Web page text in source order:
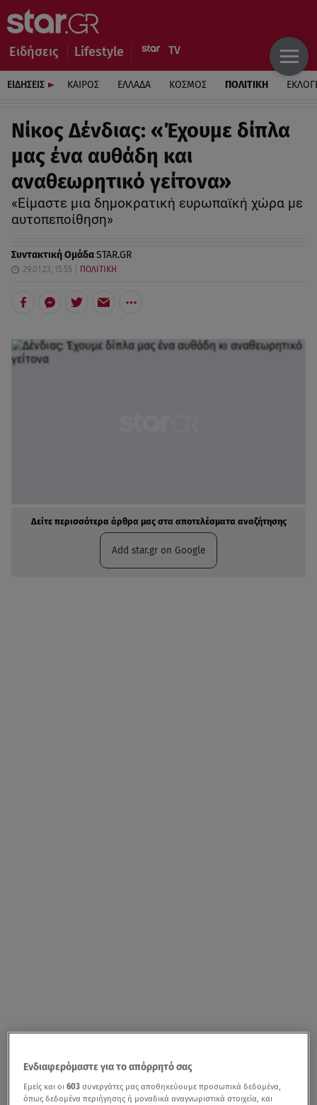
Ειδήσεις Lifestyle
ΕΙΔΗΣΕΙΣ ΚΑΙΡΟΣ ΕΛΛΑΔΑ ΚΟΣΜΟΣ ΠΟΛΙΤΙΚΗ
Νίκος Δένδιας: «Έχουμε δίπλα
μας ένα αυθάδη και
αναθεωρητικό γείτονα»
«Είμαστε μια δημοκρατική ευρωπαϊκή χώρα με
αυτοπεποίθηση»
Συντακτική ΟμάδαSTAR.GR
29.01.23, 15:55 ΠΟΛΙΤΙΚΗ
Δείτε περισσότερα άρθρα μας στα αποτελέσματα αναζήτησης
Add star.gr on Google
Ενδιαφερόμαστε για το απόρρητό σας
Εμείς και οι603 συνεργάτες μας αποθηκεύουμε προσωπικά δεδομένα,
όπως δεδομένα περιήγησης ή μοναδικά αναγνωριστικά στοιχεία, και